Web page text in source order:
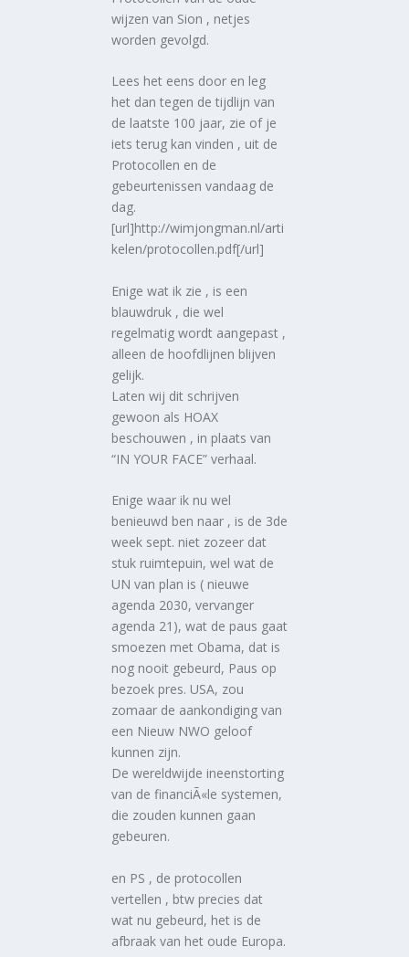
wijzen van Sion , netjes
worden gevolgd.
Lees het eens door en leg
het dan tegen de tijdlijn van
de laatste 100 jaar, zie of je
iets terug kan vinden , uit de
Protocollen en de
gebeurtenissen vandaag de
dag.
[url]http://wimjongman.nl/arti
kelen/protocollen.pdf[/url]
Enige wat ik zie , is een
blauwdruk , die wel
regelmatig wordt aangepast ,
alleen de hoofdlijnen blijven
gelijk.
Laten wij dit schrijven
gewoon als HOAX
beschouwen , in plaats van
“IN YOUR FACE” verhaal.
Enige waar ik nu wel
benieuwd ben naar , is de 3de
week sept. niet zozeer dat
stuk ruimtepuin, wel wat de
UN van plan is ( nieuwe
agenda 2030, vervanger
agenda 21), wat de paus gaat
smoezen met Obama, dat is
nog nooit gebeurd, Paus op
bezoek pres. USA, zou
zomaar de aankondiging van
een Nieuw NWO geloof
kunnen zijn.
De wereldwijde ineenstorting
van de financiÃ«le systemen,
die zouden kunnen gaan
gebeuren.
en PS , de protocollen
vertellen , btw precies dat
wat nu gebeurd, het is de
afbraak van het oude Europa.